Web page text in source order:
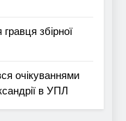
збірної
очікуваннями
в УПЛ